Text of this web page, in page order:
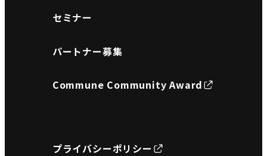
セミナー
パートナー募集
Commune Community Award
プライバシーポリシー